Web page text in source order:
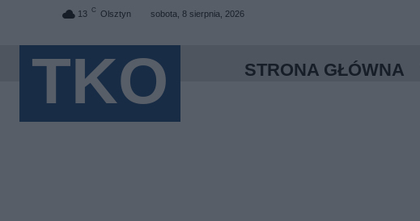
13 C Olsztyn sobota, 8 sierpnia, 2026
TKO STRONA GŁÓWNA